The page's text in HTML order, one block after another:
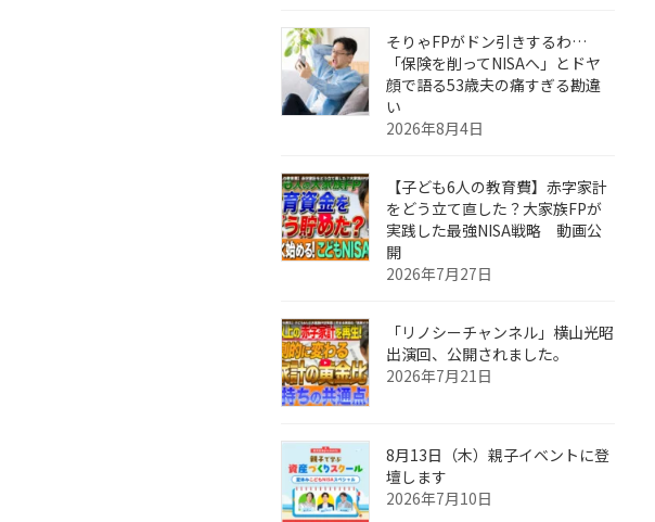
そりゃFPがドン引きするわ…
「保険を削ってNISAへ」とドヤ
顔で語る53歳夫の痛すぎる勘違
い
2026年8月4日
【子ども6人の教育費】赤字家計
をどう立て直した？大家族FPが
実践した最強NISA戦略 動画公
開
2026年7月27日
「リノシーチャンネル」横山光昭
出演回、公開されました。
2026年7月21日
8月13日（木）親子イベントに登
壇します
2026年7月10日